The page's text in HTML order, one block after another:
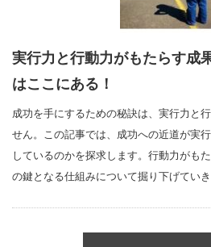
実行力と行動力がもたらす成
はここにある！
成功を手にするための秘訣は、実行力と
せん。この記事では、成功への近道が実
しているのかを探求します。行動力がも
の鍵となる仕組みについて掘り下げてい